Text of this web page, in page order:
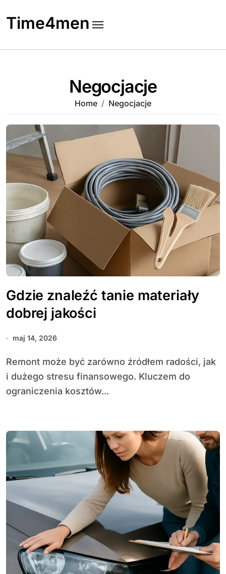
to
content
Time4men
Negocjacje
Home Negocjacje
Gdzie znaleźć tanie materiały
dobrej jakości
maj 14, 2026
Remont może być zarówno źródłem radości, jak
i dużego stresu finansowego. Kluczem do
ograniczenia kosztów...